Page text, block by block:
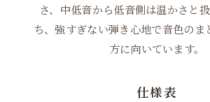
さ、中低音から低音側は温かさと
ち、強すぎない弾き心地で音色のま
方に向いています。
仕様表